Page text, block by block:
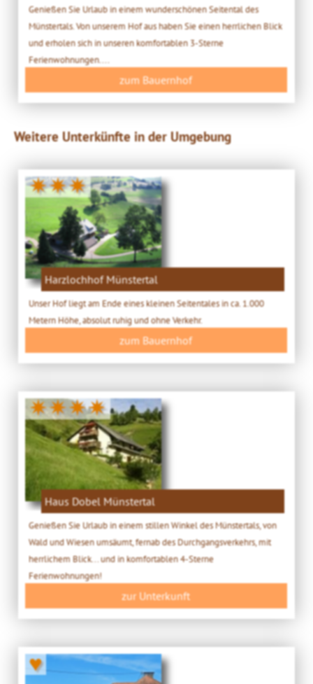
Genießen Sie Urlaub in einem wunderschönen Seitental des
Münstertals. Von unserem Hof aus haben Sie einen herrlichen Blick
und erholen sich in unseren komfortablen 3-Sterne
Ferienwohnungen....
zum Bauernhof
Weitere Unterkünfte in der Umgebung
✷✷✷
Harzlochhof Münstertal
Unser Hof liegt am Ende eines kleinen Seitentales in ca. 1.000
Metern Höhe, absolut ruhig und ohne Verkehr.
zum Bauernhof
✷✷✷✷
Haus Dobel Münstertal
Genießen Sie Urlaub in einem stillen Winkel des Münstertals, von
Wald und Wiesen umsäumt, fernab des Durchgangsverkehrs, mit
herrlichem Blick... und in komfortablen 4-Sterne
Ferienwohnungen!
zur Unterkunft
♥